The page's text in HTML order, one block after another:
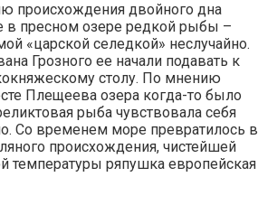
происхождения двойного дна
в пресном озере редкой рыбы –
«царской селедкой» неслучайно.
Грозного ее начали подавать к
столу. По мнению
Плещеева озера когда-то было
рыба чувствовала себя
Со временем море превратилось в
происхождения, чистейшей
температуры ряпушка европейская